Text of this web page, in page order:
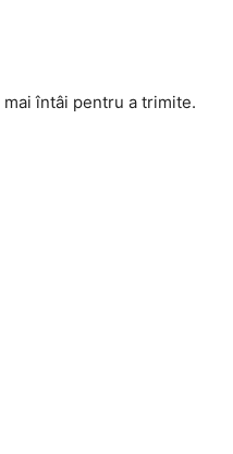
mai întâi pentru a trimite.